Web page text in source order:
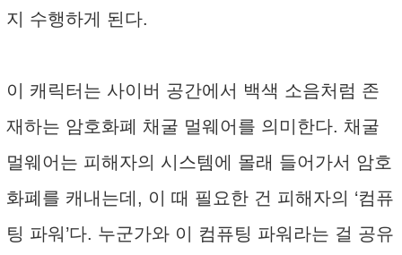
지 수행하게 된다.
이 캐릭터는 사이버 공간에서 백색 소음처럼 존
재하는 암호화폐 채굴 멀웨어를 의미한다. 채굴
멀웨어는 피해자의 시스템에 몰래 들어가서 암호
화폐를 캐내는데, 이 때 필요한 건 피해자의 ‘컴퓨
팅 파워’다. 누군가와 이 컴퓨팅 파워라는 걸 공유